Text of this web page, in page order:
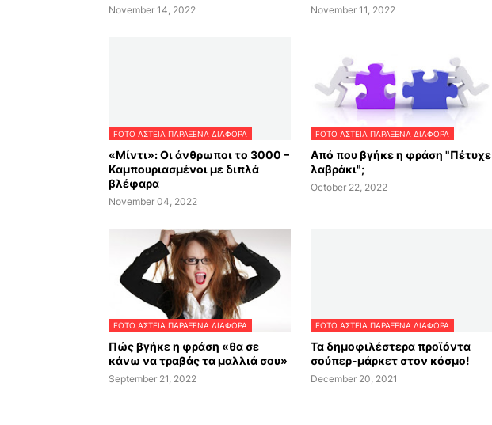
November 14, 2022 November 11, 2022
FOTO ΑΣΤΕΙΑ ΠΑΡΑΞΕΝΑ ΔΙΑΦΟΡΑ
«Μίντι»: Oι άνθρωποι το 3000 –
Καμπουριασμένοι με διπλά
βλέφαρα
November 04, 2022
FOTO ΑΣΤΕΙΑ ΠΑΡΑΞΕΝΑ ΔΙΑΦΟΡΑ
Από που βγήκε η φράση "Πέτυχε
λαβράκι";
October 22, 2022
FOTO ΑΣΤΕΙΑ ΠΑΡΑΞΕΝΑ ΔΙΑΦΟΡΑ
Πώς βγήκε η φράση «θα σε
κάνω να τραβάς τα μαλλιά σου»
September 21, 2022
FOTO ΑΣΤΕΙΑ ΠΑΡΑΞΕΝΑ ΔΙΑΦΟΡΑ
Τα δημοφιλέστερα προϊόντα
σούπερ-μάρκετ στον κόσμο!
December 20, 2021